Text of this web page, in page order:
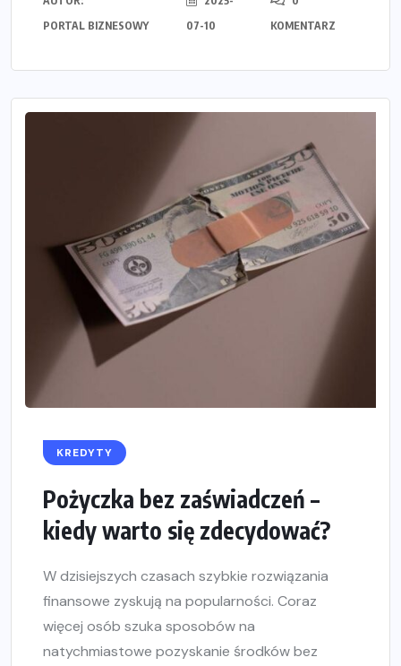
PORTAL BIZNESOWY
07-10
KOMENTARZ
KREDYTY
Pożyczka bez zaświadczeń –
kiedy warto się zdecydować?
W dzisiejszych czasach szybkie rozwiązania
finansowe zyskują na popularności. Coraz
więcej osób szuka sposobów na
natychmiastowe pozyskanie środków bez